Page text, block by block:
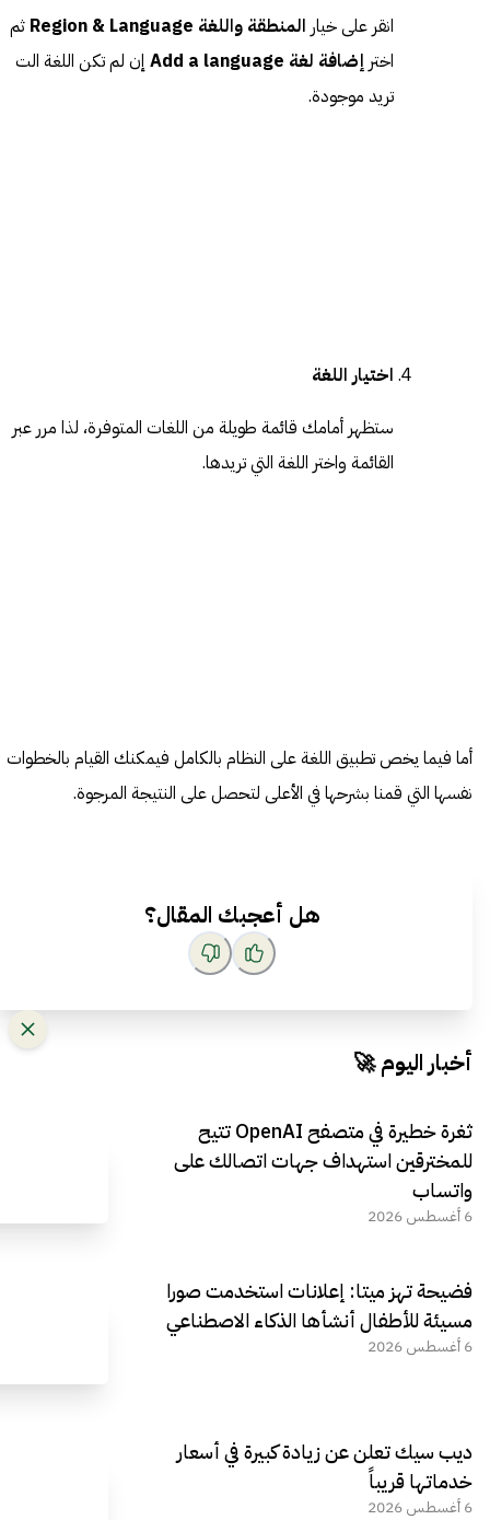
انقر على خيار المنطقة واللغة Region & Language
ثم
اختر إضافة لغة Add a language
إن لم تكن اللغة الت
تريد موجودة.
اختيار اللغة
ستظهر أمامك قائمة طويلة من اللغات المتوفرة، لذا مرر عبر
القائمة واختر اللغة التي تريدها.
أما فيما يخص تطبيق اللغة على النظام بالكامل فيمكنك القيام بالخطوات
نفسها التي قمنا بشرحها في الأعلى لتحصل على النتيجة المرجوة.
هل أعجبك المقال؟
أخبار اليوم 🚀
ثغرة خطيرة في متصفح OpenAI تتيح
للمخترقين استهداف جهات اتصالك على
واتساب
6 أغسطس 2026
فضيحة تهز ميتا: إعلانات استخدمت صورا
مسيئة للأطفال أنشأها الذكاء الاصطناعي
6 أغسطس 2026
ديب سيك تعلن عن زيادة كبيرة في أسعار
خدماتها قريباً
6 أغسطس 2026